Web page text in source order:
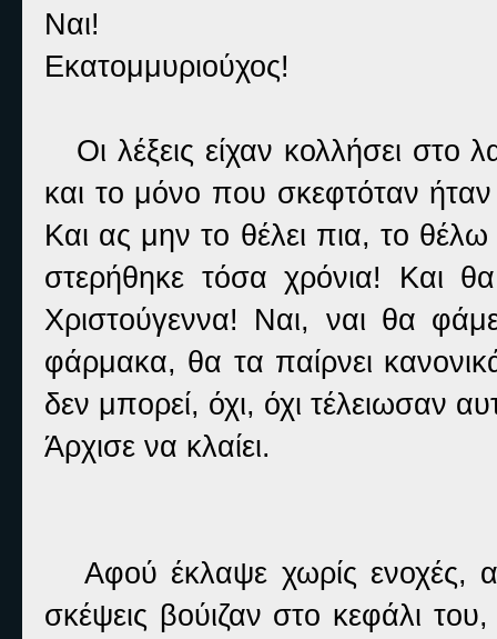
Ναι!
Εκατομμυριούχος!
Οι λέξεις είχαν κολλήσει στο
και το μόνο που σκεφτόταν
Και ας μην το θέλει πια, το θέλω
στερήθηκε τόσα χρόνια! Και
Χριστούγεννα! Ναι, ναι θα
φάρμακα, θα τα παίρνει
δεν μπορεί, όχι, όχι τέλειωσαν
Άρχισε να κλαίει.
Αφού έκλαψε χωρίς ενοχές,
σκέψεις βούιζαν στο κεφάλι